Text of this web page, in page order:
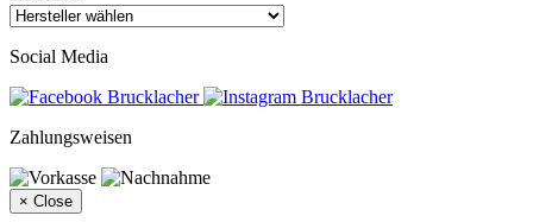
Social Media
Zahlungsweisen
× Close